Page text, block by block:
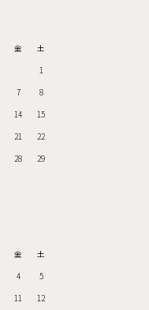
金
土
1
7
8
14
15
21
22
28
29
金
土
4
5
11
12